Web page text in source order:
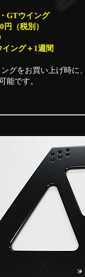
GTウイング
円（税別）
ング＋1週間
グをお買い上げ時に
能です。